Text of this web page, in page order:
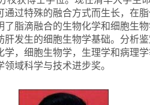
过特殊的融合方式而生长，在
脂滴融合的生物化学和细胞生
发生的细胞生物学基础。分析
，细胞生物学，生理学和病理
域科学与技术进步奖。